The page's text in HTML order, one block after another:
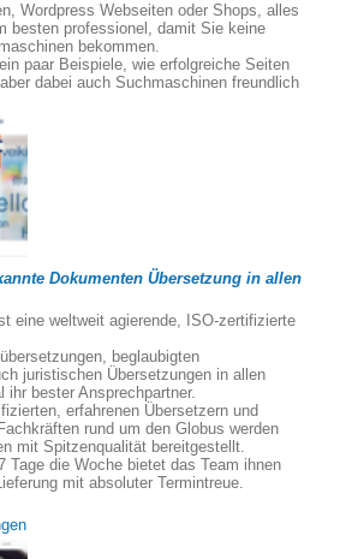
Wordpress Webseiten oder Shops, alles
besten professionel, damit Sie keine
bekommen.
paar Beispiele, wie erfolgreiche Seiten
dabei auch Suchmaschinen freundlich
Dokumenten Übersetzung in allen
eine weltweit agierende, ISO-zertifizierte
beglaubigten
juristischen Übersetzungen in allen
bester Ansprechpartner.
erfahrenen Übersetzern und
rund um den Globus werden
mit Spitzenqualität bereitgestellt.
Tage die Woche bietet das Team ihnen
mit absoluter Termintreue.